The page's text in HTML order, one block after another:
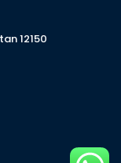
12150